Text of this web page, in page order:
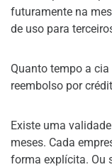
futuramente na
de uso para
Quanto tempo a
reembolso por
Existe uma
meses. Cada
forma explícita. Ou